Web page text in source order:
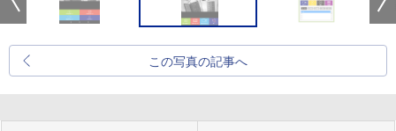
この写真の記事へ